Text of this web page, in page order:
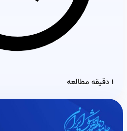
۱ دقیقه مطالعه